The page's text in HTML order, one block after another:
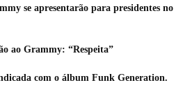
se apresentarão para presidentes no
ao Grammy: “Respeita”
com o álbum Funk Generation.